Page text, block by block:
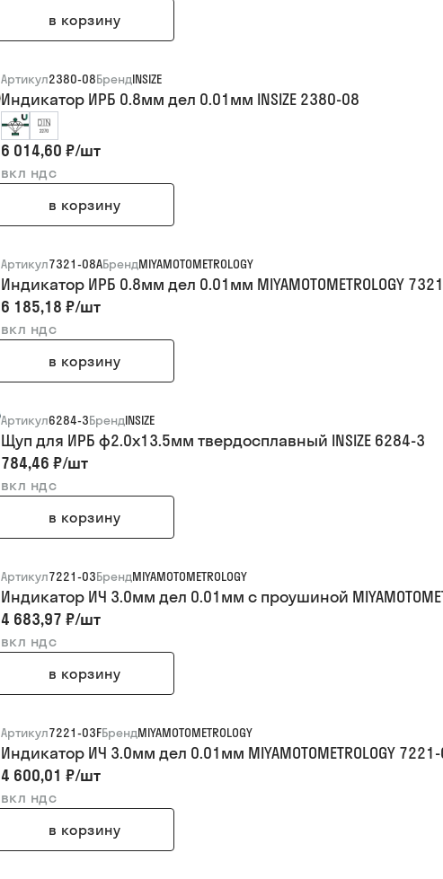
в корзину
Артикул2380-08БрендINSIZE
Индикатор ИРБ 0.8мм дел 0.01мм INSIZE 2380-08
6 014,60 ₽/шт
вкл ндс
в корзину
Артикул7321-08АБрендMIYAMOTOMETROLOGY
Индикатор ИРБ 0.8мм дел 0.01мм MIYAMOTOMETROLOGY
6 185,18 ₽/шт
вкл ндс
в корзину
Артикул6284-3БрендINSIZE
Щуп для ИРБ ф2.0х13.5мм твердосплавный INSIZE 6284-3
784,46 ₽/шт
вкл ндс
в корзину
Артикул7221-03БрендMIYAMOTOMETROLOGY
Индикатор ИЧ 3.0мм дел 0.01мм с проушиной
4 683,97 ₽/шт
вкл ндс
в корзину
Артикул7221-03FБрендMIYAMOTOMETROLOGY
Индикатор ИЧ 3.0мм дел 0.01мм MIYAMOTOMETROLOGY
4 600,01 ₽/шт
вкл ндс
в корзину